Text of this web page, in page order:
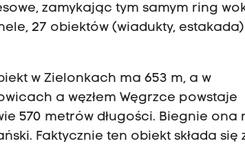
zamykając tym samym ring
27 obiektów (wiadukty,
w Zielonkach ma 653 m, a w
a węzłem Węgrzce powstaje
570 metrów długości. Biegnie ona
Faktycznie ten obiekt składa się